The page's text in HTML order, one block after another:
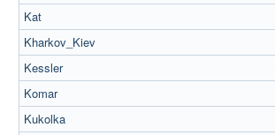
Kat
Kharkov_Kiev
Kessler
Komar
Kukolka